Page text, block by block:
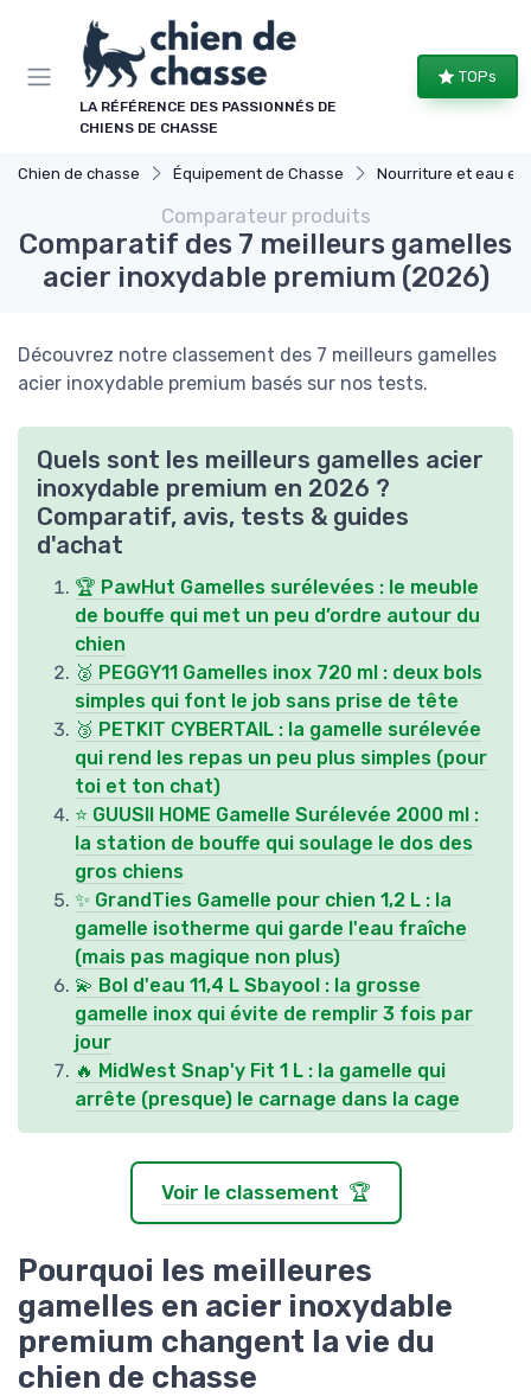
LA RÉFÉRENCE DES PASSIONNÉS DE
CHIENS DE CHASSE
TOPs
Chien de chasse Équipement de Chasse Nourriture et eau en
Comparateur produits
Comparatif des 7 meilleurs gamelles
acier inoxydable premium (2026)
Découvrez notre classement des 7 meilleurs gamelles
acier inoxydable premium basés sur nos tests.
Quels sont les meilleurs gamelles acier
inoxydable premium en 2026 ?
Comparatif, avis, tests & guides
d'achat
🏆 PawHut Gamelles surélevées : le meuble
de bouffe qui met un peu d’ordre autour du
chien
🥈 PEGGY11 Gamelles inox 720 ml : deux bols
simples qui font le job sans prise de tête
🥉 PETKIT CYBERTAIL : la gamelle surélevée
qui rend les repas un peu plus simples (pour
toi et ton chat)
⭐ GUUSII HOME Gamelle Surélevée 2000 ml :
la station de bouffe qui soulage le dos des
gros chiens
✨ GrandTies Gamelle pour chien 1,2 L : la
gamelle isotherme qui garde l'eau fraîche
(mais pas magique non plus)
💫 Bol d'eau 11,4 L Sbayool : la grosse
gamelle inox qui évite de remplir 3 fois par
jour
🔥 MidWest Snap'y Fit 1 L : la gamelle qui
arrête (presque) le carnage dans la cage
Voir le classement 🏆
Pourquoi les meilleures
gamelles en acier inoxydable
premium changent la vie du
chien de chasse
Panneau de gestion des cookies